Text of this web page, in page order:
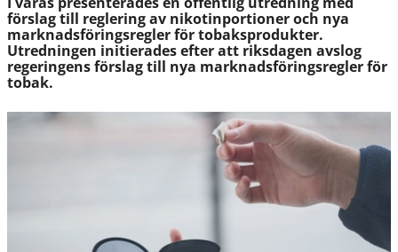
förslag till reglering av nikotinportioner och nya
marknadsföringsregler för tobaksprodukter.
Utredningen initierades efter att riksdagen avslog
regeringens förslag till nya marknadsföringsregler för
tobak.